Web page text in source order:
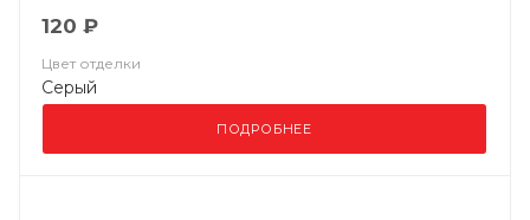
120 ₽
Цвет отделки
Серый
ПОДРОБНЕЕ